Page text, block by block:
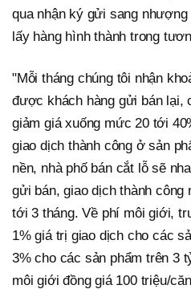
qua nhận ký gửi sang
lấy hàng hình thành trong
"Mỗi tháng chúng tôi nhận
được khách hàng gửi bán lại,
giảm giá xuống mức 20 tới
giao dịch thành công ở sản
nền, nhà phố bán cắt lỗ sẽ
gửi bán, giao dịch thành công
tới 3 tháng. Về phí môi giới,
1% giá trị giao dịch cho các
3% cho các sản phẩm trên 3
môi giới đồng giá 100 triệu/